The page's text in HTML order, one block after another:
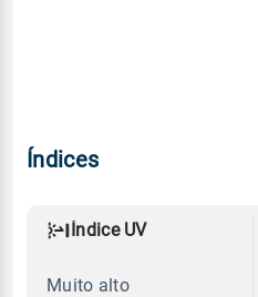
Índices
Índice UV
Muito alto